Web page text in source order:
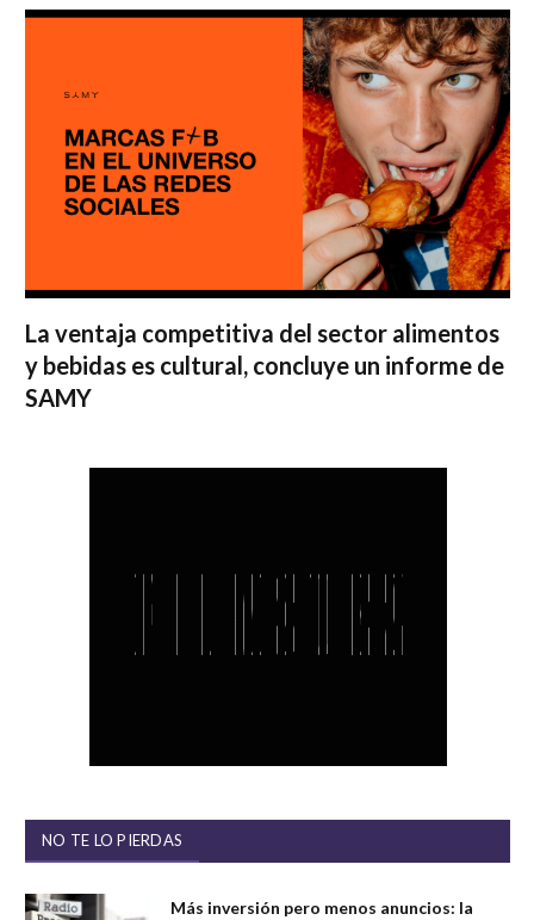
La ventaja competitiva del sector alimentos
y bebidas es cultural, concluye un informe de
SAMY
NO TE LO PIERDAS
Más inversión pero menos anuncios: la